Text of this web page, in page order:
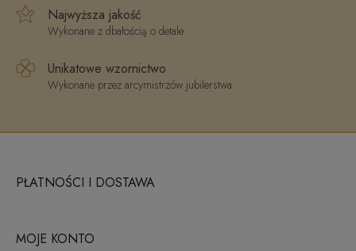
Najwyższa jakość
Wykonane z dbałością o detale
Unikatowe wzornictwo
Wykonane przez arcymistrzów jubilerstwa
PŁATNOŚCI I DOSTAWA
MOJE KONTO